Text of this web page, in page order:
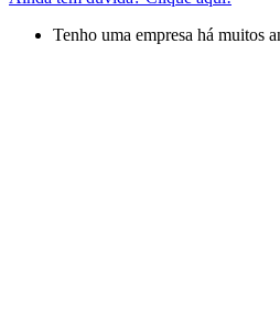
Tenho uma empresa há muitos